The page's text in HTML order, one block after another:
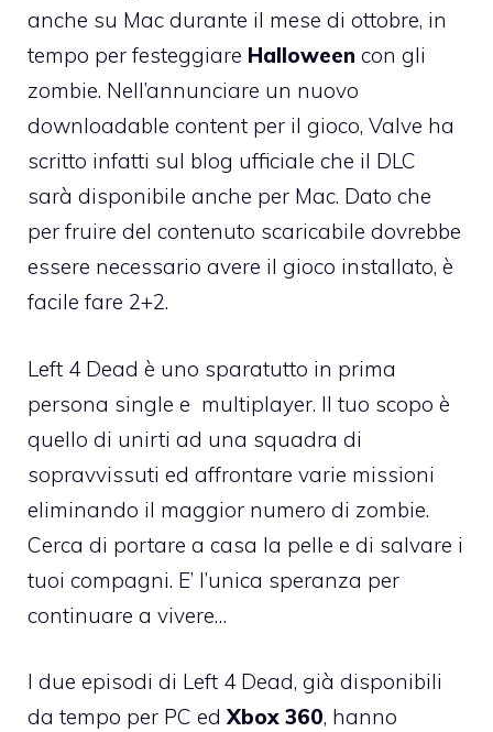
anche su Mac durante il mese di ottobre, in
tempo per festeggiare Halloween con gli
zombie. Nell’annunciare un nuovo
downloadable content per il gioco, Valve ha
scritto infatti sul blog ufficiale che il DLC
sarà disponibile anche per Mac. Dato che
per fruire del contenuto scaricabile dovrebbe
essere necessario avere il gioco installato, è
facile fare 2+2.
Left 4 Dead è uno sparatutto in prima
persona single e multiplayer. Il tuo scopo è
quello di unirti ad una squadra di
sopravvissuti ed affrontare varie missioni
eliminando il maggior numero di zombie.
Cerca di portare a casa la pelle e di salvare i
tuoi compagni. E’ l’unica speranza per
continuare a vivere…
I due episodi di Left 4 Dead, già disponibili
da tempo per PC edXbox 360, hanno